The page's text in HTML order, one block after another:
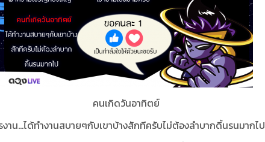
คนเกิดวันอาทิตย์
งาน...ได้ทำงานสบายๆกับเขาบ้างสักทีครับไม่ต้องลำบากดิ้นรนมากไป